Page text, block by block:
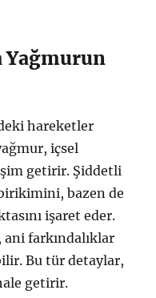
Yağmurun
hareketler
içsel
getirir. Şiddetli
bazen de
işaret eder.
farkındalıklar
Bu tür detaylar,
getirir.